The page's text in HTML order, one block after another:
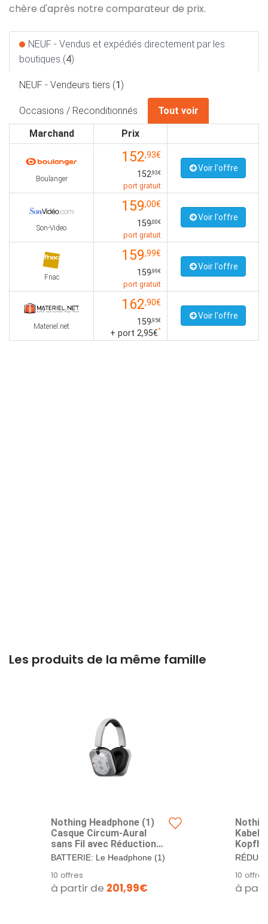
chère d'après notre comparateur de prix.
NEUF - Vendus et expédiés directement par les
boutiques (4)
NEUF - Vendeurs tiers (1)
Occasions / Reconditionnés
Tout voir
Marchand
Prix
Boulanger
152,93€
152,93€
port gratuit
Voir l'offre
Son-Video
159,00€
159,00€
port gratuit
Voir l'offre
Fnac
159,99€
159,99€
port gratuit
Voir l'offre
Materiel.net
162,90€
159,95€
+ port 2,95€*
Voir l'offre
Les produits de la même famille
Nothing Headphone (1)
Casque Circum-Aural
sans Fil avec Réduction
Active du Bruit, 80h
Autonomie, Hi-Res, Audio
Spatial, Résistant à l’Eau
– Blanc
BATTERIE: Le Headphone (1)
rythme, du...
10 offres
à partir de 201,99€
80h
sans
10 offres
à